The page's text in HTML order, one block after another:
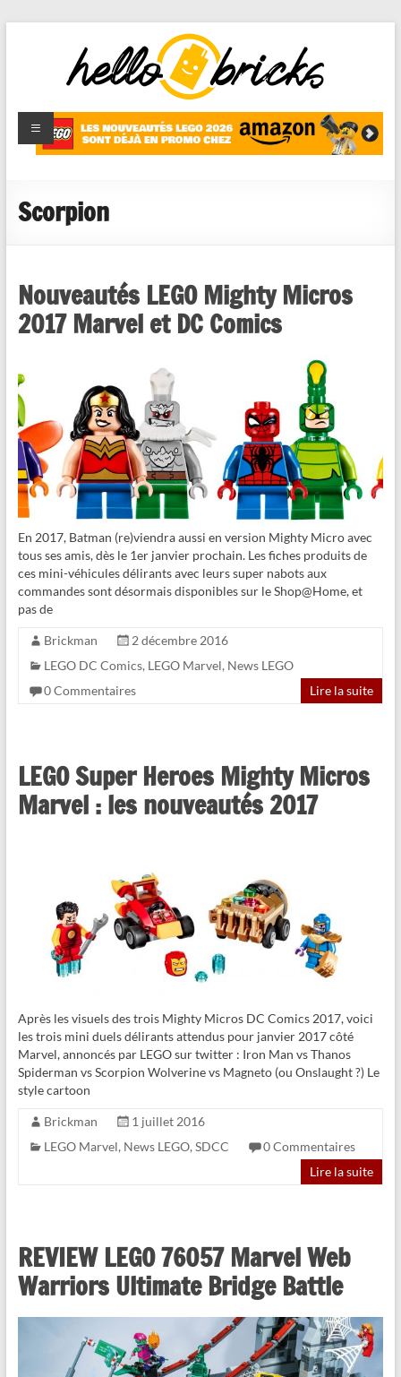
HelloBricks
Blog LEGO,
nouveaut�s
reviews
Scorpion
Nouveautés LEGO Mighty Micros
2017 Marvel et DC Comics
En 2017, Batman (re)viendra aussi en version Mighty Micro avec
tous ses amis, dès le 1er janvier prochain. Les fiches produits de
ces mini-véhicules délirants avec leurs super nabots aux
commandes sont désormais disponibles sur le Shop@Home, et
pas de
Brickman
2 décembre 2016
LEGO DC Comics, LEGO Marvel, News LEGO
0 Commentaires
Lire la suite
LEGO Super Heroes Mighty Micros
Marvel : les nouveautés 2017
Après les visuels des trois Mighty Micros DC Comics 2017, voici
les trois mini duels délirants attendus pour janvier 2017 côté
Marvel, annoncés par LEGO sur twitter : Iron Man vs Thanos
Spiderman vs Scorpion Wolverine vs Magneto (ou Onslaught ?) Le
style cartoon
Brickman
1 juillet 2016
LEGO Marvel, News LEGO, SDCC
0 Commentaires
Lire la suite
REVIEW LEGO 76057 Marvel Web
Warriors Ultimate Bridge Battle